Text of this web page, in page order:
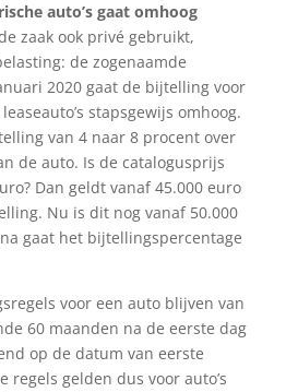
auto’s gaat omhoog
zaak ook privé gebruikt,
de zogenaamde
2020 gaat de bijtelling voor
stapsgewijs omhoog.
van 4 naar 8 procent over
de auto. Is de catalogusprijs
Dan geldt vanaf 45.000 euro
Nu is dit nog vanaf 50.000
gaat het bijtellingspercentage
voor een auto blijven van
60 maanden na de eerste dag
op de datum van eerste
regels gelden dus voor auto’s